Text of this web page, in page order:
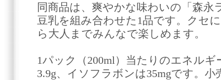
同商品は、爽やかな味わいの「森永
豆乳を組み合わせた1品です。クセ
ら大人までみんなで楽しめます。
1パック（200ml）当たりのエネル
3.9g、イソフラボンは35mgです。小